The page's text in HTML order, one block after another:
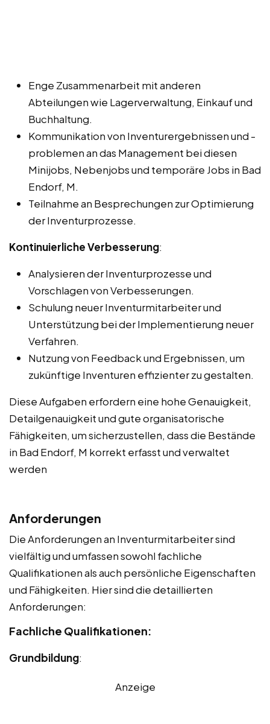
Enge Zusammenarbeit mit anderen
Abteilungen wie Lagerverwaltung, Einkauf und
Buchhaltung.
Kommunikation von Inventurergebnissen und -
problemen an das Management bei diesen
Minijobs, Nebenjobs und temporäre Jobs in Bad
Endorf, M.
Teilnahme an Besprechungen zur Optimierung
der Inventurprozesse.
Kontinuierliche Verbesserung:
Analysieren der Inventurprozesse und
Vorschlagen von Verbesserungen.
Schulung neuer Inventurmitarbeiter und
Unterstützung bei der Implementierung neuer
Verfahren.
Nutzung von Feedback und Ergebnissen, um
zukünftige Inventuren effizienter zu gestalten.
Diese Aufgaben erfordern eine hohe Genauigkeit,
Detailgenauigkeit und gute organisatorische
Fähigkeiten, um sicherzustellen, dass die Bestände
in Bad Endorf, M korrekt erfasst und verwaltet
werden
Anforderungen
Die Anforderungen an Inventurmitarbeiter sind
vielfältig und umfassen sowohl fachliche
Qualifikationen als auch persönliche Eigenschaften
und Fähigkeiten. Hier sind die detaillierten
Anforderungen:
Fachliche Qualifikationen:
Grundbildung:
Anzeige